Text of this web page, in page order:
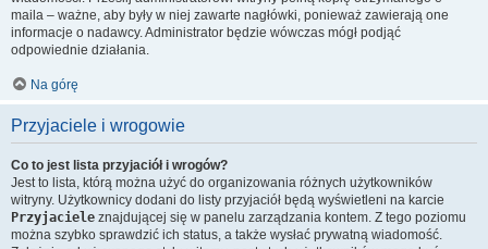
maila – ważne, aby były w niej zawarte nagłówki, ponieważ zawierają one
informacje o nadawcy. Administrator będzie wówczas mógł podjąć
odpowiednie działania.
Na górę
Przyjaciele i wrogowie
Co to jest lista przyjaciół i wrogów?
Jest to lista, którą można użyć do organizowania różnych użytkowników
witryny. Użytkownicy dodani do listy przyjaciół będą wyświetleni na karcie
Przyjaciele znajdującej się w panelu zarządzania kontem. Z tego poziomu
można szybko sprawdzić ich status, a także wysłać prywatną wiadomość.